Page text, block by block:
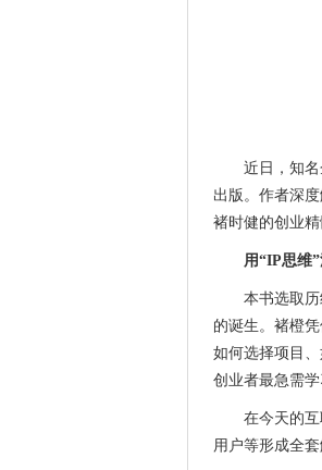
近日，知
出版。作者深
褚时健的创业精
用“IP思维
本书选取
的诞生。褚橙
如何选择项目
创业者最急需学
在今天的
用户等形成全